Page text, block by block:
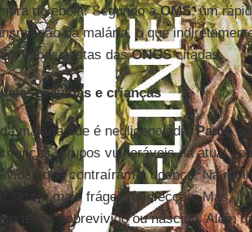
do ebola. Segundo aOMS, um
da malária, o que
especialistas dasONGScitadas.
grávidas e crianças
malária que é negligenciada,Paulo
grupos vulneráveis na atual
que contraíram a doença. Na
serem mais frágeis à infecção. Mas,
tenha sobrevivido ou nascido. Além